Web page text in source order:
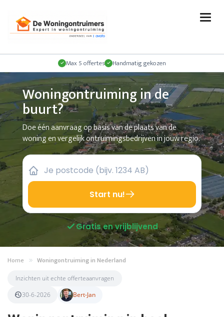
Max 5 offertes Handmatig gekozen
Woningontruiming in de
buurt?
Doe één aanvraag op basis van de plaats van de
woning en vergelijk ontruimingsbedrijven in jouw regio.
Start nu!
Gratis en vrijblijvend
Home Woningontruiming in Nederland
Inzichten uit echte offerteaanvragen
30-6-2026
Bert-Jan